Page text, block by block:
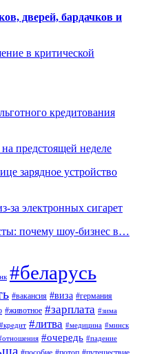
дверей, бардачков и
в критической
кредитования
предстоящей неделе
зарядное устройство
за электронных сигарет
почему шоу-бизнес в…
#беларусь
#вакансия #виза #германия
#животное #зарплата #зима
#кредит #литва #медицина #минск
#очередь #падение